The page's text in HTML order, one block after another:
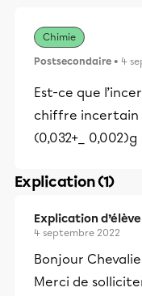
Chimie
Postsecondaire • 4
Est-ce que
chiffre incertain
(0,032+_ 0,002)g
Explication (1)
Explication d’élève
4 septembre 2022
Bonjour
Merci de